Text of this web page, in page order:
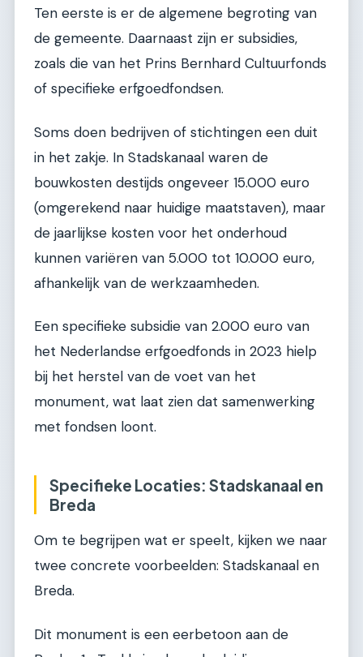
Ten eerste is er de algemene begroting van
de gemeente. Daarnaast zijn er subsidies,
zoals die van het Prins Bernhard Cultuurfonds
of specifieke erfgoedfondsen.
Soms doen bedrijven of stichtingen een duit
in het zakje. In Stadskanaal waren de
bouwkosten destijds ongeveer 15.000 euro
(omgerekend naar huidige maatstaven), maar
de jaarlijkse kosten voor het onderhoud
kunnen variëren van 5.000 tot 10.000 euro,
afhankelijk van de werkzaamheden.
Een specifieke subsidie van 2.000 euro van
het Nederlandse erfgoedfonds in 2023 hielp
bij het herstel van de voet van het
monument, wat laat zien dat samenwerking
met fondsen loont.
Specifieke Locaties: Stadskanaal en
Breda
Om te begrijpen wat er speelt, kijken we naar
twee concrete voorbeelden: Stadskanaal en
Breda.
Dit monument is een eerbetoon aan de